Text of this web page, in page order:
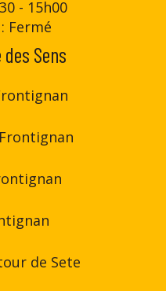
- 15h00
Fermé
Sens
de Sete